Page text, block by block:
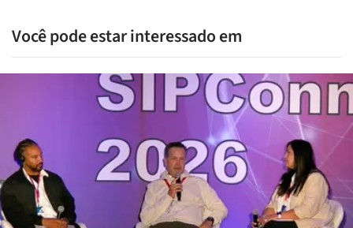
Você pode estar interessado em